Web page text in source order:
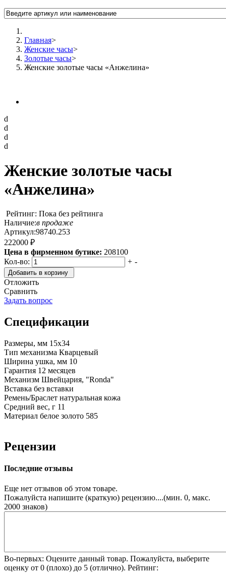
Главная>
Женские часы>
Золотые часы>
Женские золотые часы «Анжелина»
d
d
d
d
Женские золотые часы
«Анжелина»
Рейтинг: Пока без рейтинга
Наличие:в продаже
Артикул:98740.253
222000 ₽
Цена в фирменном бутике: 208100
Кол-во:
+ -
Добавить в корзину
Отложить
Сравнить
Задать вопрос
Спецификации
Размеры, мм 15x34
Тип механизма Кварцевый
Ширина ушка, мм 10
Гарантия 12 месяцев
Механизм Швейцария, "Ronda"
Вставка без вставки
Ремень/Браслет натуральная кожа
Средний вес, г 11
Материал белое золото 585
Рецензии
Последние отзывы
Еще нет отзывов об этом товаре.
Пожалуйста напишите (краткую) рецензию....(мин. 0, макс.
2000 знаков)
Во-первых: Оцените данный товар. Пожалуйста, выберите
оценку от 0 (плохо) до 5 (отлично). Рейтинг: